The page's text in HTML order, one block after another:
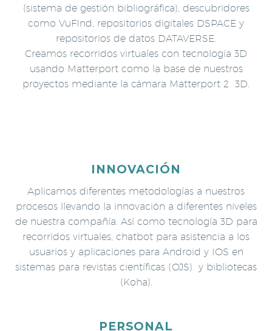
(sistema de gestión bibliográfica), descubridores
como VuFInd, repositorios digitales DSPACE y
repositorios de datos DATAVERSE.
Creamos recorridos virtuales con tecnología 3D
usando Matterport como la base de nuestros
proyectos mediante la cámara Matterport 2 3D.
INNOVACIÓN
Aplicamos diferentes metodologías a nuestros
procesos llevando la innovación a diferentes niveles
de nuestra compañía. Así como tecnología 3D para
recorridos virtuales, chatbot para asistencia a los
usuarios y aplicaciones para Android y IOS en
sistemas para revistas científicas (OJS) y bibliotecas
(Koha).
PERSONAL